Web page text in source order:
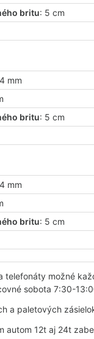
britu: 5 cm
4 mm
britu: 5 cm
4 mm
britu: 5 cm
telefonáty možné
sobota 7:30-
a paletových
autom 12t aj 24t